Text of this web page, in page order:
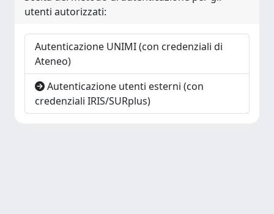
utenti autorizzati:
Autenticazione UNIMI (con credenziali di
Ateneo)
Autenticazione utenti esterni (con
credenziali IRIS/SURplus)